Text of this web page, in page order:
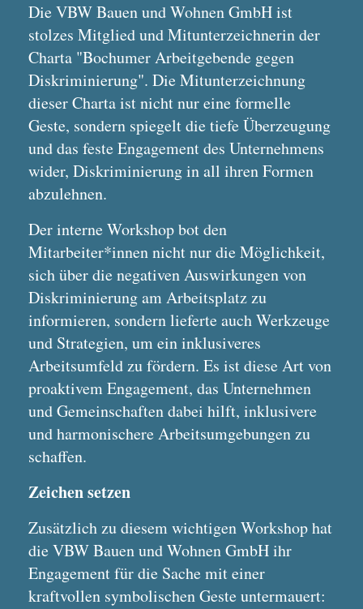
Die VBW Bauen und Wohnen GmbH ist
stolzes Mitglied und Mitunterzeichnerin der
Charta "Bochumer Arbeitgebende gegen
Diskriminierung". Die Mitunterzeichnung
dieser Charta ist nicht nur eine formelle
Geste, sondern spiegelt die tiefe Überzeugung
und das feste Engagement des Unternehmens
wider, Diskriminierung in all ihren Formen
abzulehnen.
Der interne Workshop bot den
Mitarbeiter*innen nicht nur die Möglichkeit,
sich über die negativen Auswirkungen von
Diskriminierung am Arbeitsplatz zu
informieren, sondern lieferte auch Werkzeuge
und Strategien, um ein inklusiveres
Arbeitsumfeld zu fördern. Es ist diese Art von
proaktivem Engagement, das Unternehmen
und Gemeinschaften dabei hilft, inklusivere
und harmonischere Arbeitsumgebungen zu
schaffen.
Zeichen setzen
Zusätzlich zu diesem wichtigen Workshop hat
die VBW Bauen und Wohnen GmbH ihr
Engagement für die Sache mit einer
kraftvollen symbolischen Geste untermauert: